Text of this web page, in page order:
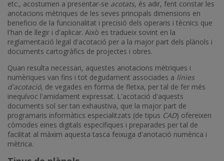
etc., acostumen a presentar-se acotats, és adir, fent constar les
anotacions mètriques de les seves principals dimensions en
beneficio de la funcionalitat i precisió dels operaris i tècnics que
l'han de llegir i d'aplicar. Això es tradueix sovint en la
reglamentació legal d'acotació per a la major part dels plànols i
documents cartogràfics de projectes i obres.
Quan resulta necessari, aquestes anotacions mètriques i
numèriques van fins i tot degudament associades a línies
d'acotació, de vegades en forma de fletxa, per tal de fer més
inequívoc l'amidament expressat. L'acotació d'aquests
documents sol ser tan exhaustiva, que la major part de
programaris informàtics especialitzats (de tipus CAD) ofereixen
còmodes eines digitals específiques i preparades per tal de
facilitat al màxim aquesta tasca feixuga d'anotació numèrica i
mètrica.